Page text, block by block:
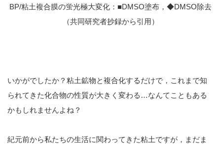
BP/粘土複合膜の蛍光極大変化：■DMSO塗布，◆DMSO除去
（共同研究者抄録から引用）
いかがでしたか？粘土鉱物と複合化するだけで，これまで知
られてきた化合物の性質が大きく変わる…なんてこともある
かもしれませんよね？
紀元前から私たちの生活に関わってきた粘土ですが，まだま